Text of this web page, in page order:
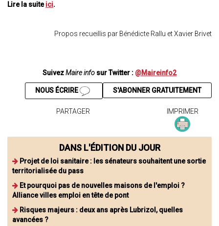
Lire la suiteici.
Propos recueillis par Bénédicte Rallu et Xavier Brivet
SuivezMaire info sur Twitter : @Maireinfo2
S'ABONNER GRATUITEMENT
NOUS ÉCRIRE
PARTAGER IMPRIMER
DANS L'ÉDITION DU JOUR
Projet de loi sanitaire : les sénateurs souhaitent une sortie
territorialisée du pass
Et pourquoi pas de nouvelles maisons de l'emploi ?
Alliance villes emploi en tête de pont
Risques majeurs : deux ans après Lubrizol, quelles
avancées ?